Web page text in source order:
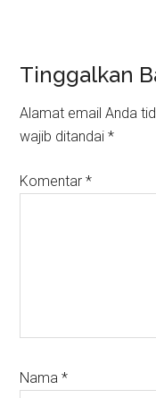
Reader
Tinggalkan
Alamat email Anda
wajib ditandai*
Komentar*
Nama*